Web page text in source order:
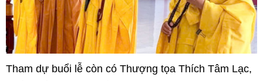
Tham dự buổi lễ còn có Thượng tọa Thích Tâm Lạc,